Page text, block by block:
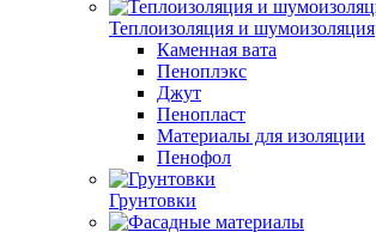
Теплоизоляция и шумоизоляция
Каменная вата
Пеноплэкс
Джут
Пенопласт
Материалы для изоляции
Пенофол
Грунтовки